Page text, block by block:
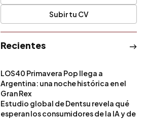
Subir tu CV
Recientes
LOS40 Primavera Pop llega a
Argentina: una noche histórica en el
Gran Rex
Estudio global de Dentsu revela qué
esperan los consumidores de la IA y de